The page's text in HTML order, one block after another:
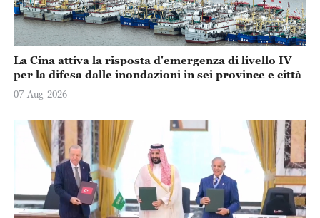
La Cina attiva la risposta d'emergenza di livello IV
per la difesa dalle inondazioni in sei province e città
07-Aug-2026